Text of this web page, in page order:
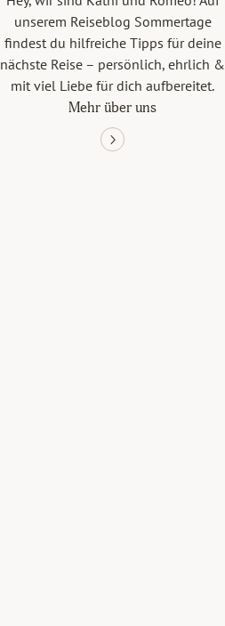
unserem Reiseblog Sommertage
findest du hilfreiche Tipps für deine
nächste Reise – persönlich, ehrlich &
mit viel Liebe für dich aufbereitet.
Mehr über uns